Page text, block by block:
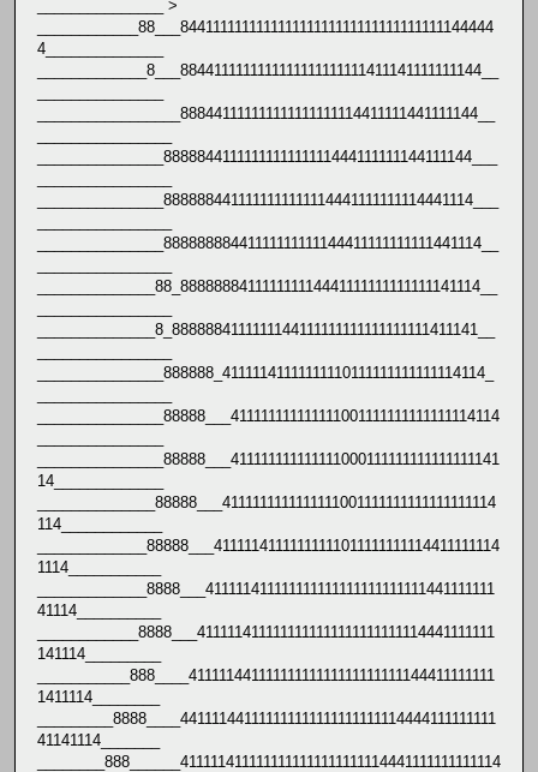
_______________ >
____________88___844111111111111111111111111111111111144444
4______________
_____________8___8844111111111111111111111411141111111144__
_________________888441111111111111111114411111441111144__
_______________8888844111111111111111444111111144111144___
_______________8888884411111111111114441111111114441114___
_______________88888888441111111111144411111111111441114__
______________88_888888841111111114441111111111111141114__
______________8_8888884111111144111111111111111111411141__
_______________888888_41111141111111110111111111111114114_
_______________88888___411111111111111001111111111111114114
_______________88888___411111111111111000111111111111111141
14_____________
______________88888___4111111111111111001111111111111111114
114____________
_____________88888___41111141111111111011111111114411111114
1114___________
_____________8888___411111411111111111111111111111441111111
41114__________
____________8888___4111114111111111111111111111114441111111
141114_________
___________888____41111144111111111111111111111144411111111
1411114________
_________8888____441111441111111111111111111114444111111111
41141114_______
________888______4111114111111111111111111114441111111111114